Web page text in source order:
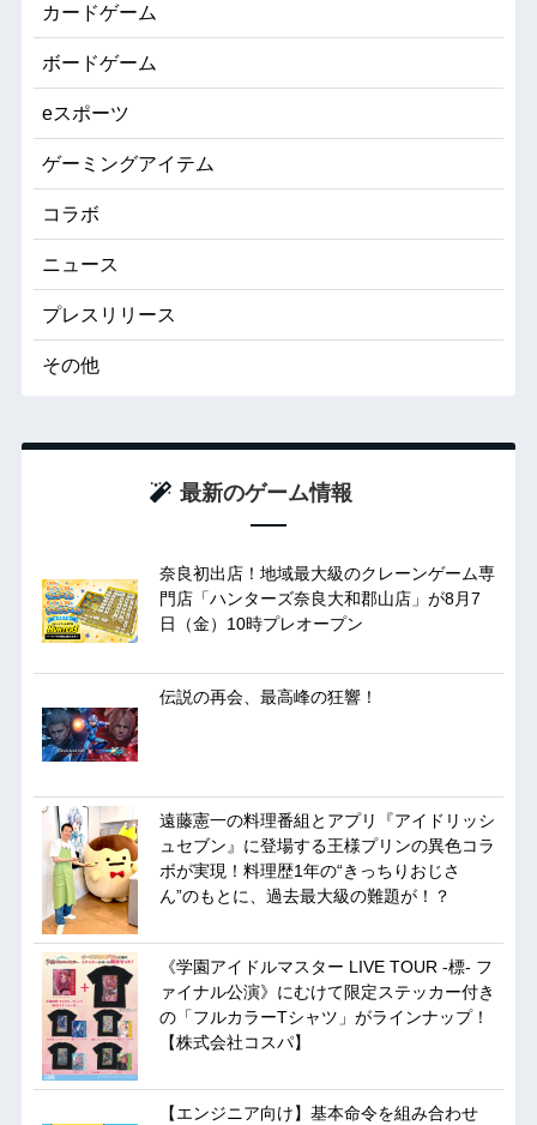
カードゲーム
ボードゲーム
eスポーツ
ゲーミングアイテム
コラボ
ニュース
プレスリリース
その他
最新のゲーム情報
奈良初出店！地域最大級のクレーンゲーム専
門店「ハンターズ奈良大和郡山店」が8月7
日（金）10時プレオープン
伝説の再会、最高峰の狂響！
遠藤憲一の料理番組とアプリ『アイドリッシ
ュセブン』に登場する王様プリンの異色コラ
ボが実現！料理歴1年の“きっちりおじさ
ん”のもとに、過去最大級の難題が！？
《学園アイドルマスター LIVE TOUR -標- フ
ァイナル公演》にむけて限定ステッカー付き
の「フルカラーTシャツ」がラインナップ！
【株式会社コスパ】
【エンジニア向け】基本命令を組み合わせ